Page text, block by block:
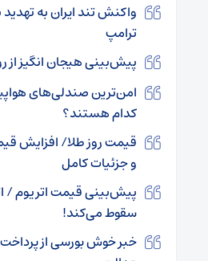
واکنش تند ایران به
ترامپ
پیش‌بینی هیجان انگیز
امن‌ترین صندلی‌های
کدام هستند؟
قیمت روز طلا/ افزایش
و جزئیات کامل
سقوط می‌کند!
خبر خوش بورسی از